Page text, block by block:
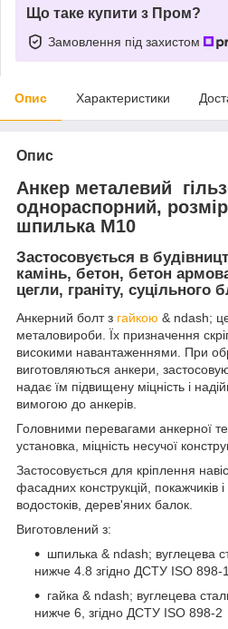
Що таке купити з Пром?
Замовлення під захистом
Опис Характеристики
Опис
Анкер металевий
однораспорний, розмір
шпилька М10
Застосовується в
камінь, бетон, бетон
цегли, граніту, суцільного
Анкерний болт з гайкою & ndash;
металовироби. Їх призначення
високими навантаженнями. При
виготовляються анкери,
надає їм підвищену міцність і
вимогою до анкерів.
Головними перевагами анкерної
установка, міцність несучої
Застосовується для кріплення
фасадних конструкцій, покажчиків і
водостоків, дерев'яних балок.
Виготовлений з:
шпилька & ndash; вуглецева
нижче 4.8 згідно ДСТУ ISO 898-1
гайка & ndash; вуглецева
нижче 6, згідно ДСТУ ISO 898-2